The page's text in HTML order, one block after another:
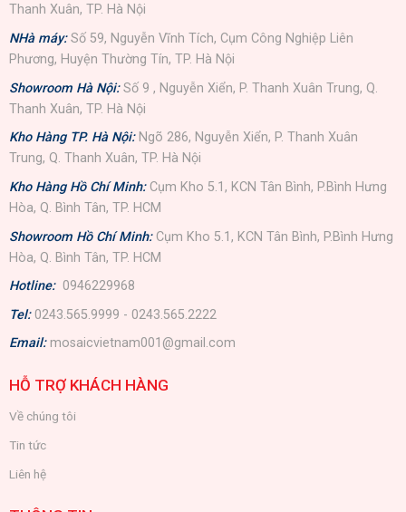
Thanh Xuân, TP. Hà Nội
NHà máy: Số 59, Nguyễn Vĩnh Tích, Cụm Công Nghiệp Liên
Phương, Huyện Thường Tín, TP. Hà Nội
Showroom Hà Nội: Số 9 , Nguyễn Xiển, P. Thanh Xuân Trung, Q.
Thanh Xuân, TP. Hà Nội
Kho Hàng TP. Hà Nội: Ngõ 286, Nguyễn Xiển, P. Thanh Xuân
Trung, Q. Thanh Xuân, TP. Hà Nội
Kho Hàng Hồ Chí Minh: Cụm Kho 5.1, KCN Tân Bình, P.Bình Hưng
Hòa, Q. Bình Tân, TP. HCM
Showroom Hồ Chí Minh: Cụm Kho 5.1, KCN Tân Bình, P.Bình Hưng
Hòa, Q. Bình Tân, TP. HCM
Hotline: 0946229968
Tel: 0243.565.9999 - 0243.565.2222
Email: mosaicvietnam001@gmail.com
HỖ TRỢ KHÁCH HÀNG
Về chúng tôi
Tin tức
Liên hệ